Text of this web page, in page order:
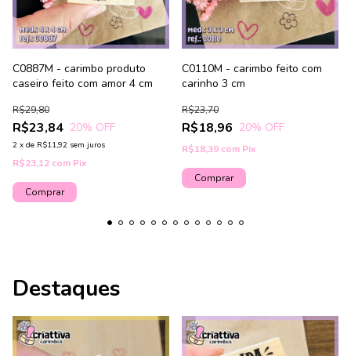
C0887M - carimbo produto
caseiro feito com amor 4 cm
R$23,84
R$29,80
20% OFF
2 x de R$11,92 sem juros
R$23,12 com Pix
C0110M - carimbo feito com
carinho 3 cm
R$18,96
R$23,70
20% OFF
R$18,39 com Pix
Destaques